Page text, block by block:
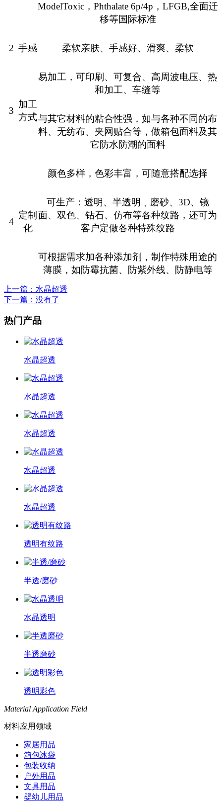
ModelToxic， Phthalate 6p/4p ， LFGB,全面迁
移等国际标准
2 手感 柔软亲肤、 手感好、滑爽、柔软
3
加工
方式
易加工，可印刷、可复合、高周波电压、热
和加工、车缝等
与其它材料的粘合性强，如与各种不同的布
料、无纺布、夹网贴合等，做箱包面料及其
它防水防潮的面料
4
定制
化
颜色多样，色彩丰富，可随意搭配选择
可生产：透明、半透明﹑磨砂、 3D、镜
面、双色、钻石、仿布等各种纹路，还可为
客户定做各种特殊纹路
可根据需求加各种添加剂，制作特殊用途的
薄膜，如防霉抗菌、防紫外线、防静电等
上一篇 ：水晶超透
下一篇 ：没有了
热门产品
水晶超透
水晶超透
水晶超透
水晶超透
水晶超透
透明有纹路
半透/磨砂
水晶透明
半透磨砂
透明彩色
Material Application Field
材料应用领域
家居用品
箱包冰袋
包装收纳
户外用品
文具用品
婴幼儿用品